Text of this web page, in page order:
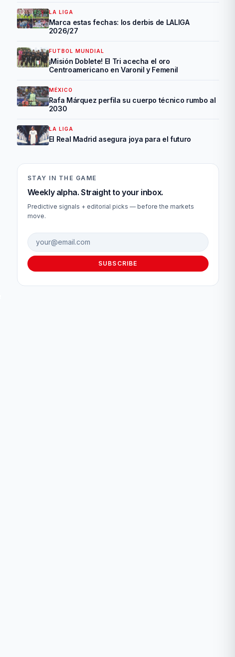
LA LIGA
Marca estas fechas: los derbis de LALIGA
2026/27
FUTBOL MUNDIAL
¡Misión Doblete! El Tri acecha el oro
Centroamericano en Varonil y Femenil
MÉXICO
Rafa Márquez perfila su cuerpo técnico rumbo al
2030
LA LIGA
El Real Madrid asegura joya para el futuro
STAY IN THE GAME
Weekly alpha. Straight to your inbox.
Predictive signals + editorial picks — before the markets
move.
Email address
SUBSCRIBE